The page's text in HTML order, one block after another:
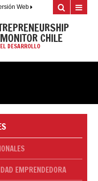
Web
MONITOR CHILE
DESARROLLO
EMPRENDEDORA